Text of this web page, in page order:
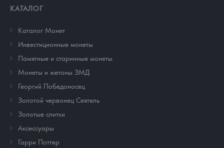
КАТАЛОГ
Каталог Монет
Инвестиционные монеты
Памятные и старинные монеты
Монеты и жетоны ЗМД
Георгий Победоносец
Золотой червонец Сеятель
Золотые слитки
Аксессуары
Гарри Поттер